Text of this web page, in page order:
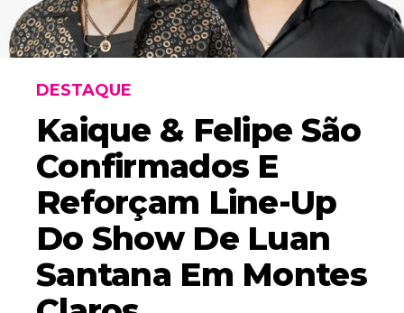
DESTAQUE
Kaique & Felipe São
Confirmados E
Reforçam Line-Up
Do Show De Luan
Santana Em Montes